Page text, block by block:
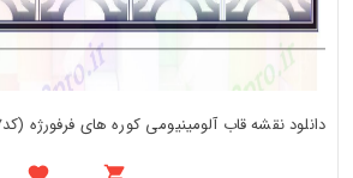
دانلود نقشه قاب آلومینیومی کوره های فرفورژه (کد59597)